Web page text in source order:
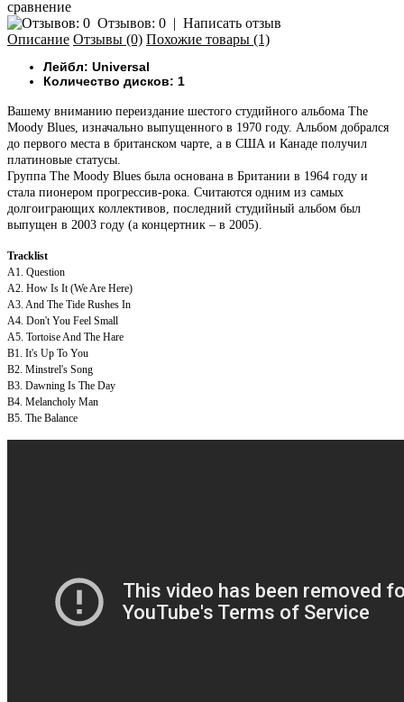
сравнение
Отзывов: 0 | Написать отзыв
Описание Отзывы (0) Похожие товары (1)
Лейбл: Universal
Количество дисков: 1
Вашему вниманию переиздание шестого студийного альбома The
Moody Blues, изначально выпущенного в 1970 году. Альбом добрался
до первого места в британском чарте, а в США и Канаде получил
платиновые статусы.
Группа The Moody Blues была основана в Британии в 1964 году и
стала пионером прогрессив-рока. Считаются одним из самых
долгоиграющих коллективов, последний студийный альбом был
выпущен в 2003 году (а концертник – в 2005).
Tracklist
A1. Question
A2. How Is It (We Are Here)
A3. And The Tide Rushes In
A4. Don't You Feel Small
A5. Tortoise And The Hare
B1. It's Up To You
B2. Minstrel's Song
B3. Dawning Is The Day
B4. Melancholy Man
B5. The Balance